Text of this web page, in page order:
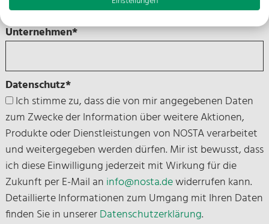
Unternehmen*
Datenschutz*
Ich stimme zu, dass die von mir angegebenen Daten
zum Zwecke der Information über weitere Aktionen,
Produkte oder Dienstleistungen von NOSTA verarbeitet
und weitergegeben werden dürfen. Mir ist bewusst, dass
ich diese Einwilligung jederzeit mit Wirkung für die
Zukunft per E-Mail an info@nosta.dewiderrufen kann.
Detaillierte Informationen zum Umgang mit Ihren Daten
finden Sie in unsererDatenschutzerklärung.